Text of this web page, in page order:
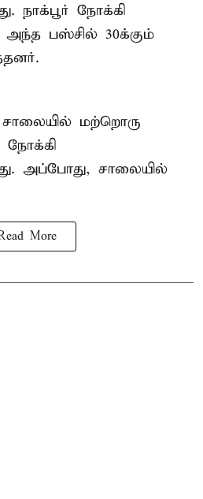
நாக்பூர் நோக்கி
பஸ்சில் 30க்கும்
மற்றொரு
நோக்கி
அப்போது, சாலையில்
More